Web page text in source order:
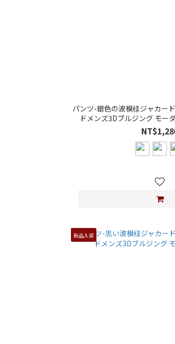
パンツ-銀色の波模様ジャカー
ドメンズ3Dブルジング モー
新品入荷